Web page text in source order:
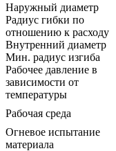
Наружный диаметр
Радиус гибки по
отношению к расходу
Внутренний диаметр
Мин. радиус изгиба
Рабочее давление в
зависимости от
температуры
Рабочая среда
Огневое испытание
материала